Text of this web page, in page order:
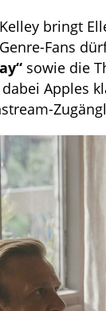
bringt
Fans
sowie die
Apples